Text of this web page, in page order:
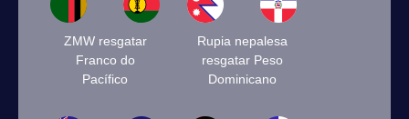
ZMW resgatar
Franco do
Pacífico
Rupia nepalesa
resgatar Peso
Dominicano